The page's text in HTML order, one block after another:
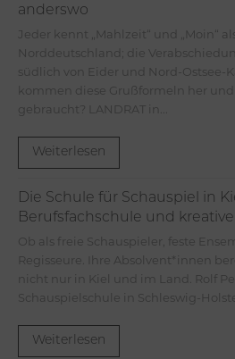
anderswo
Jeder kennt „Mahlzeit“ und „Moin“
Norddeutschland; die
südlich von Eider und Nord-Ostsee-
kommen diese Grußformeln her und
gebraucht? LANDRAT in...
Weiterlesen
Die Schule für Schauspiel in
Berufsfachschule und
Ob als freie Schauspieler, feste
Regisseure. Ihre Absolvent*innen
nicht nur in Kiel und im Land. Rolf
Schauspielschule in Schleswig-
Weiterlesen